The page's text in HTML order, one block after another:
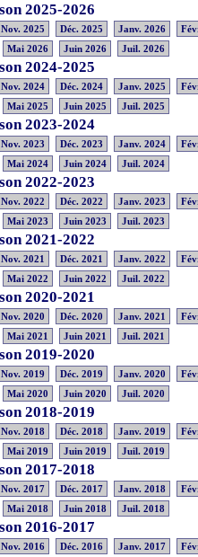
2025-2026
Nov. 2025 Déc. 2025 Janv. 2026
Mai 2026 Juin 2026 Juil. 2026
2024-2025
Nov. 2024 Déc. 2024 Janv. 2025
Mai 2025 Juin 2025 Juil. 2025
2023-2024
Nov. 2023 Déc. 2023 Janv. 2024
Mai 2024 Juin 2024 Juil. 2024
2022-2023
Nov. 2022 Déc. 2022 Janv. 2023
Mai 2023 Juin 2023 Juil. 2023
2021-2022
Nov. 2021 Déc. 2021 Janv. 2022
Mai 2022 Juin 2022 Juil. 2022
2020-2021
Nov. 2020 Déc. 2020 Janv. 2021
Mai 2021 Juin 2021 Juil. 2021
2019-2020
Nov. 2019 Déc. 2019 Janv. 2020
Mai 2020 Juin 2020 Juil. 2020
2018-2019
Nov. 2018 Déc. 2018 Janv. 2019
Mai 2019 Juin 2019 Juil. 2019
2017-2018
Nov. 2017 Déc. 2017 Janv. 2018
Mai 2018 Juin 2018 Juil. 2018
2016-2017
Nov. 2016 Déc. 2016 Janv. 2017